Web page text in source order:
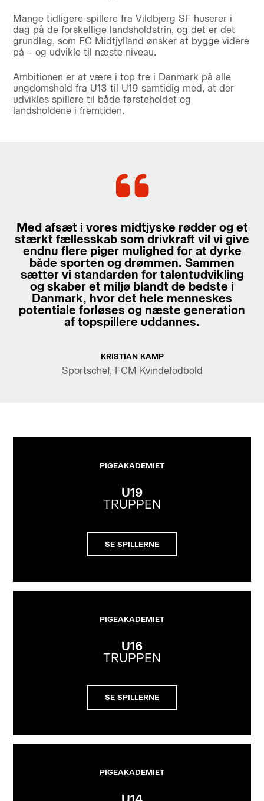
Mange tidligere spillere fra Vildbjerg SF huserer i
dag på de forskellige landsholdstrin, og det er det
grundlag, som FC Midtjylland ønsker at bygge videre
på – og udvikle til næste niveau.
Ambitionen er at være i top tre i Danmark på alle
ungdomshold fra U13 til U19 samtidig med, at der
udvikles spillere til både førsteholdet og
landsholdene i fremtiden.
Med afsæt i vores midtjyske rødder og et
stærkt fællesskab som drivkraft vil vi give
endnu flere piger mulighed for at dyrke
både sporten og drømmen. Sammen
sætter vi standarden for talentudvikling
og skaber et miljø blandt de bedste i
Danmark, hvor det hele menneskes
potentiale forløses og næste generation
af topspillere uddannes.
KRISTIAN KAMP
Sportschef, FCM Kvindefodbold
PIGEAKADEMIET
U19
TRUPPEN
SE SPILLERNE
PIGEAKADEMIET
U16
TRUPPEN
SE SPILLERNE
PIGEAKADEMIET